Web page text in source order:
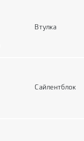
Втулка
Сайлентблок